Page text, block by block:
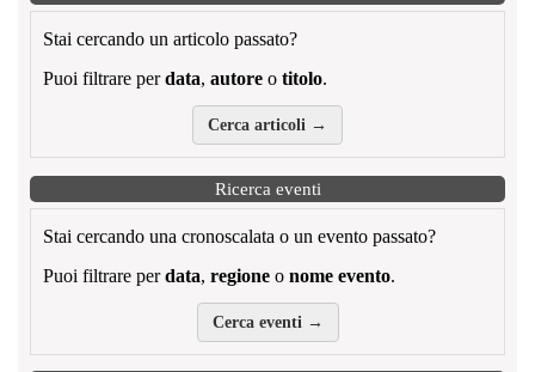
Stai cercando un articolo passato?
Puoi filtrare perdata, autore o titolo.
Cerca articoli →
Ricerca eventi
Stai cercando una cronoscalata o un evento passato?
Puoi filtrare perdata, regione o nome evento.
Cerca eventi →